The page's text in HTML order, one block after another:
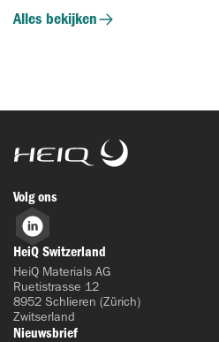
Alles bekijken
HeiQ
Volg ons
LinkedIn
HeiQ Switzerland
HeiQ Materials AG
Ruetistrasse 12
8952 Schlieren (Zürich)
Zwitserland
Nieuwsbrief